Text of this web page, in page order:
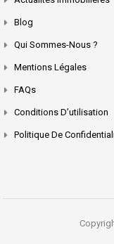
Blog
Qui Sommes-Nous ?
Mentions Légales
FAQs
Conditions D’utilisation
Politique De